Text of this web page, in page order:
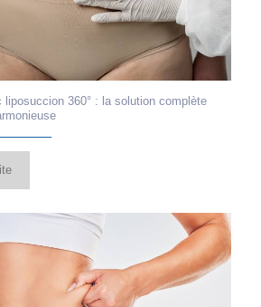
liposuccion 360° : la solution complète